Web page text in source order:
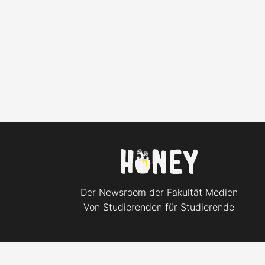
Der Newsroom der Fakultät Medien
Von Studierenden für Studierende